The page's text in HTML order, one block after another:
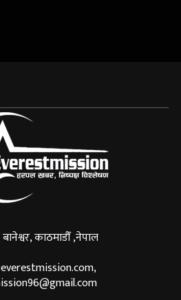
काठमाडौँ ,नेपाल
,